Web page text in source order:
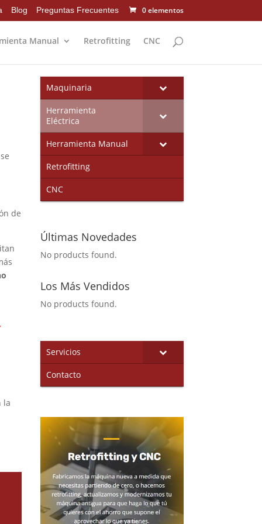
Blog Preguntas Frecuentes 0 elementos
Manual Retrofitting CNC
de
la
Maquinaria
Herramienta
Eléctrica
Herramienta Manual
Retrofitting
CNC
Últimas Novedades
No products found.
Los Más Vendidos
No products found.
Servicios
Contacto